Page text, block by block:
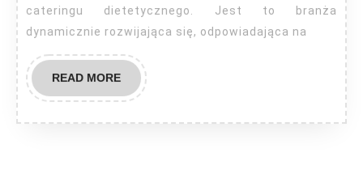
cateringu dietetycznego. Jest to branża
dynamicznie rozwijająca się, odpowiadająca na
READ MOREREAD
MORE